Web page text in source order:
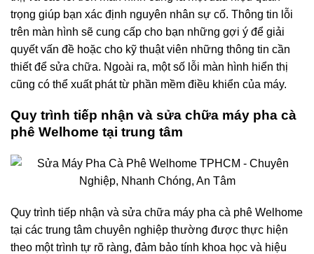
trọng giúp bạn xác định nguyên nhân sự cố. Thông tin lỗi
trên màn hình sẽ cung cấp cho bạn những gợi ý để giải
quyết vấn đề hoặc cho kỹ thuật viên những thông tin cần
thiết để sửa chữa. Ngoài ra, một số lỗi màn hình hiển thị
cũng có thể xuất phát từ phần mềm điều khiển của máy.
Quy trình tiếp nhận và sửa chữa máy pha cà
phê Welhome tại trung tâm
Quy trình tiếp nhận và sửa chữa máy pha cà phê Welhome
tại các trung tâm chuyên nghiệp thường được thực hiện
theo một trình tự rõ ràng, đảm bảo tính khoa học và hiệu